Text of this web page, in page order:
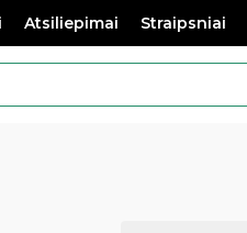
Atsiliepimai Straipsniai